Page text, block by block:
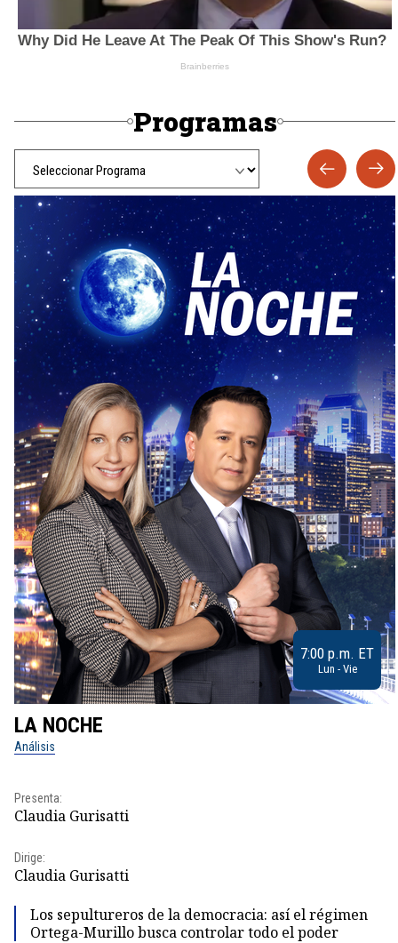
Programas
7:00 p.m. ET
Lun - Vie
LA NOCHE
Análisis
Presenta:
Claudia Gurisatti
Dirige:
Claudia Gurisatti
Los sepultureros de la democracia: así el régimen
Ortega-Murillo busca controlar todo el poder